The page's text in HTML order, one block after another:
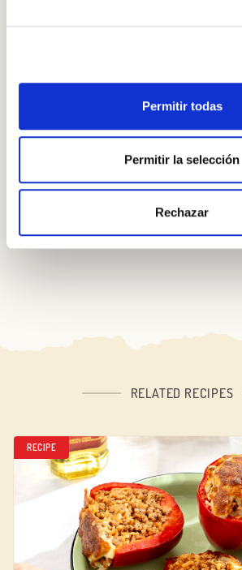
Permitir todas
Permitir la selección
Rechazar
Dolijte vodou a vařte na mírném
Podávejte posypané jarní cibulkou.
RELATED RECIPES
RECIPE